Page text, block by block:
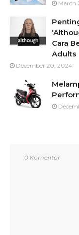
March
Cara
Adults
December 20, 2024
0 Komentar